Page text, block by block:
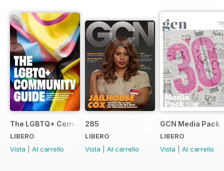
The LGBTQ+ Community Guide
LIBERO
Vista
Al carrello
285
LIBERO
Vista
Al carrello
GCN Media Pack
LIBERO
Vista
Al carrello